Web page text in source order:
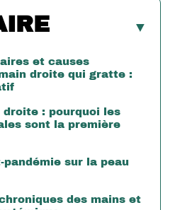
et causes
droite qui gratte :
: pourquoi les
sont la première
pandémie sur la peau
des mains et